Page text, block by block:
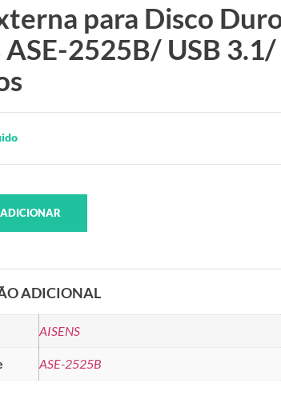
para Disco
2525B/ USB 3.1/
ADICIONAR
ADICIONAL
AISENS
ASE-2525B